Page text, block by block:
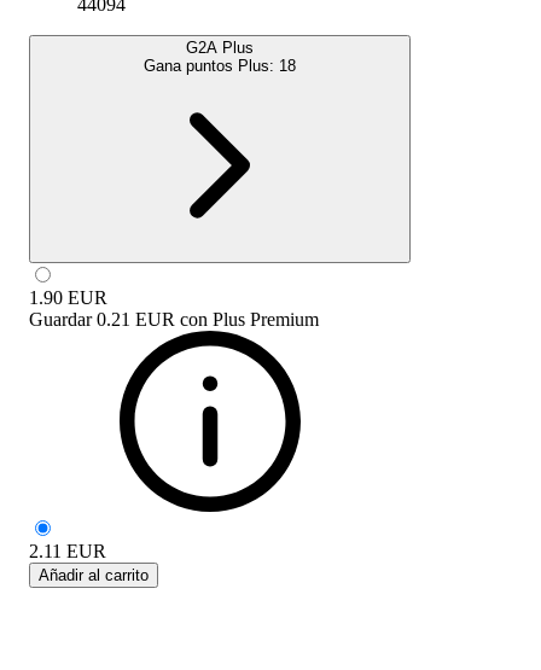
G2A Plus
Gana puntos Plus: 18
1.90 EUR
Guardar 0.21 EUR con Plus Premium
2.11 EUR
Añadir al carrito